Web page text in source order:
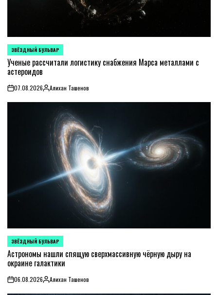
POSTED
IN
ЗВЁЗДНЫЙ БУЛЬВАР
Ученые рассчитали логистику снабжения Марса металлами с
астероидов
on07.08.2026PostedАлихан Ташенов
POSTED
IN
ЗВЁЗДНЫЙ БУЛЬВАР
Астрономы нашли спящую сверхмассивную чёрную дыру на
окраине галактики
on06.08.2026PostedАлихан Ташенов